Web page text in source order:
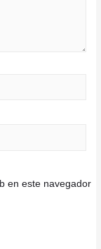
en este navegador